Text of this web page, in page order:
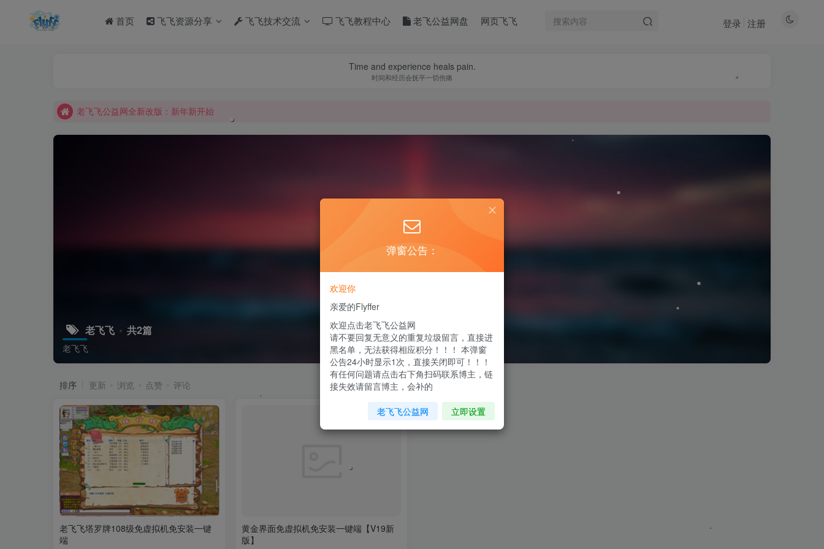
首页 飞飞资源分享 飞飞技术交流 飞飞教程中心 老飞公益网盘 网页飞飞 登录 注册
Time and experience heals pain.
时间和经历会抚平一切伤痛
老飞飞公益网全新改版：新年新开始
不要回复无意义重复评论，否则直接进黑名单
老飞飞 共2篇
老飞飞
排序 更新 浏览 点赞 评论
老飞飞塔罗牌108级免虚拟机免安装一键
端
黄金界面免虚拟机免安装一键端【V19新
版】
弹窗公告：
欢迎你
亲爱的Flyffer
欢迎点击老飞飞公益网
请不要回复无意义的重复垃圾留言，直接进
黑名单，无法获得相应积分！！！ 本弹窗
公告24小时显示1次，直接关闭即可！！！
有任何问题请点击右下角扫码联系博主，链
接失效请留言博主，会补的
老飞飞公益网 立即设置